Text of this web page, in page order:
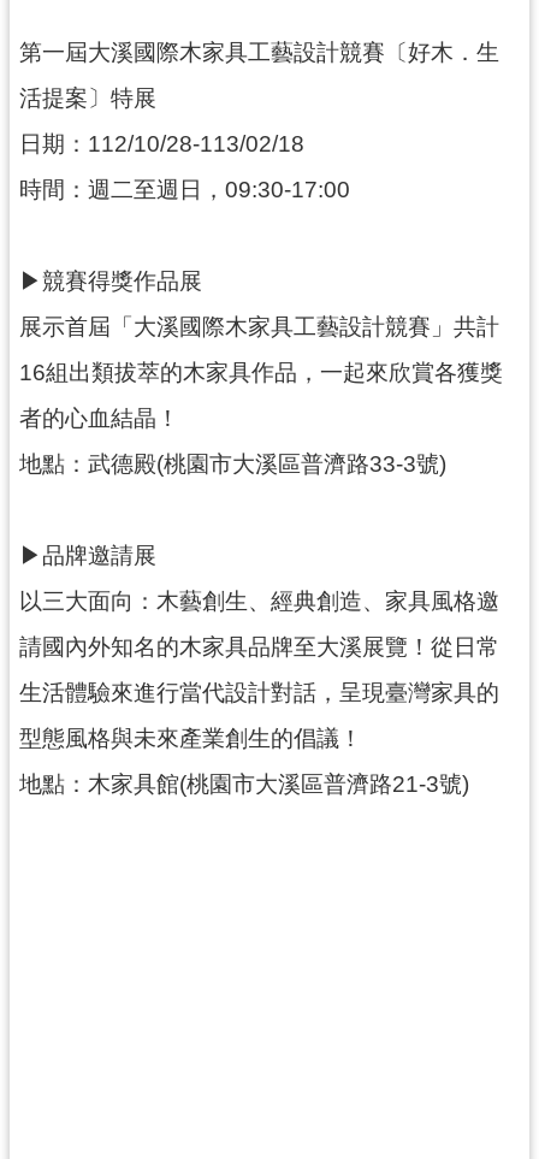
E
n
l
s
權
政
策
網
安
政
府
網
站
資
開
宣
第一屆大溪國際木家具工藝設計競賽〔好木．生
活提案〕特展
日期：112/10/28-113/02/18
時間：週二至週日，09:30-17:00
▶競賽得獎作品展
展示首屆「大溪國際木家具工藝設計競賽」共計
16組出類拔萃的木家具作品，一起來欣賞各獲獎
者的心血結晶！
地點：武德殿(桃園市大溪區普濟路33-3號)
▶品牌邀請展
以三大面向：木藝創生、經典創造、家具風格邀
請國內外知名的木家具品牌至大溪展覽！從日常
生活體驗來進行當代設計對話，呈現臺灣家具的
型態風格與未來產業創生的倡議！
地點：木家具館(桃園市大溪區普濟路21-3號)